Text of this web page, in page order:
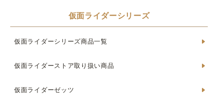
仮面ライダーシリーズ
仮面ライダーシリーズ商品一覧
仮面ライダーストア取り扱い商品
仮面ライダーゼッツ